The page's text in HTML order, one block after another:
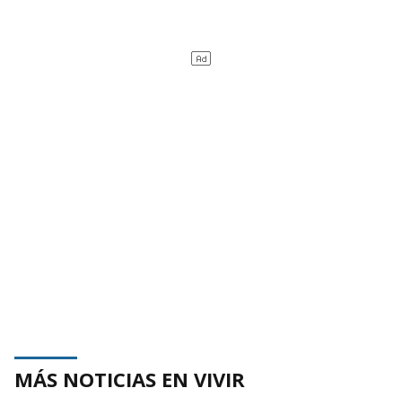
MÁS NOTICIAS EN VIVIR